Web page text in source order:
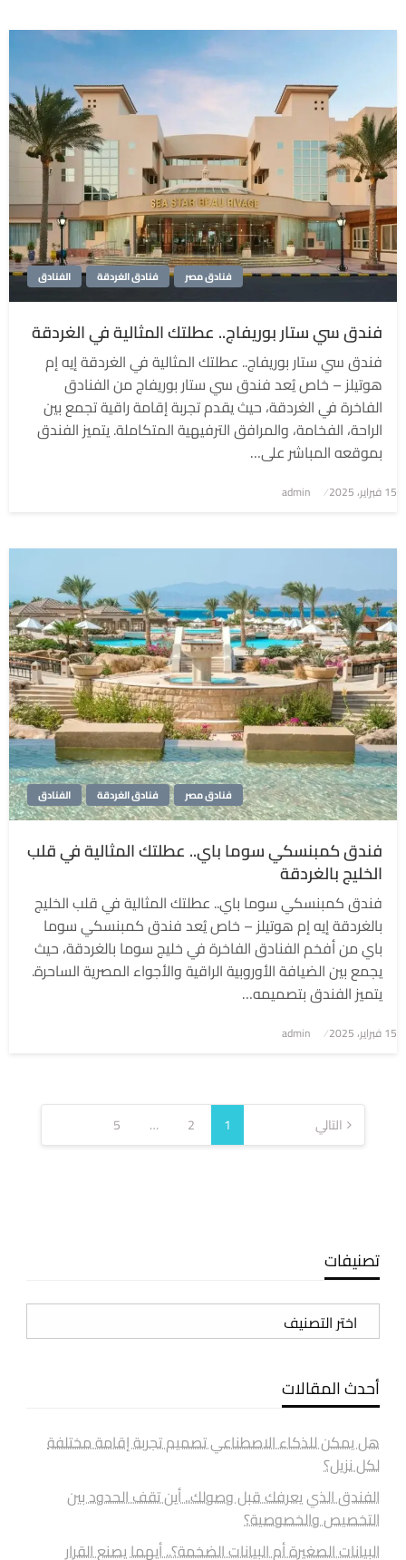
الفنادق فنادق الغردقة فنادق مصر
فندق سي ستار بوريفاج.. عطلتك المثالية في الغردقة
فندق سي ستار بوريفاج.. عطلتك المثالية في الغردقة إيه إم
هوتيلز – خاص يُعد فندق سي ستار بوريفاج من الفنادق
الفاخرة في الغردقة، حيث يقدم تجربة إقامة راقية تجمع بين
الراحة، الفخامة، والمرافق الترفيهية المتكاملة. يتميز الفندق
بموقعه المباشر على…
نُشر
15 فبراير، 2025 admin
الفنادق فنادق الغردقة فنادق مصر
فندق كمبنسكي سوما باي.. عطلتك المثالية في قلب
الخليج بالغردقة
فندق كمبنسكي سوما باي.. عطلتك المثالية في قلب الخليج
بالغردقة إيه إم هوتيلز – خاص يُعد فندق كمبنسكي سوما
باي من أفخم الفنادق الفاخرة في خليج سوما بالغردقة، حيث
يجمع بين الضيافة الأوروبية الراقية والأجواء المصرية الساحرة.
يتميز الفندق بتصميمه…
نُشر
15 فبراير، 2025 admin
تعدد
صفحات
المقالات
1
2
…
5 التالي
تصنيفات
تصنيفات
أحدث المقالات
هل يمكن للذكاء الاصطناعي تصميم تجربة إقامة مختلفة
لكل نزيل؟
الفندق الذي يعرفك قبل وصولك.. أين تقف الحدود بين
التخصيص والخصوصية؟
البيانات الصغيرة أم البيانات الضخمة؟.. أيهما يصنع القرار